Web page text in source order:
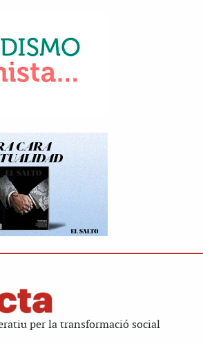
per la transformació social